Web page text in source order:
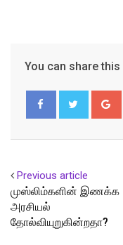
You can share this
Previous article
முஸ்லிம்களின் இணக்க
அரசியல்
தோல்வியுறுகின்றதா?